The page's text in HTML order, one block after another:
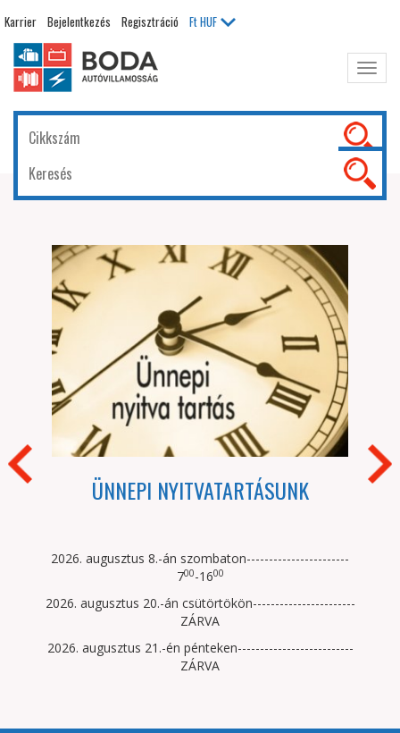
Karrier Bejelentkezés Regisztráció FtHUF
ÜNNEPI NYITVATARTÁSUNK
2026. augusztus 8.-án szombaton-----------------------
700-1600
2026. augusztus 20.-án csütörtökön-----------------------
ZÁRVA
2026. augusztus 21.-én pénteken--------------------------
ZÁRVA